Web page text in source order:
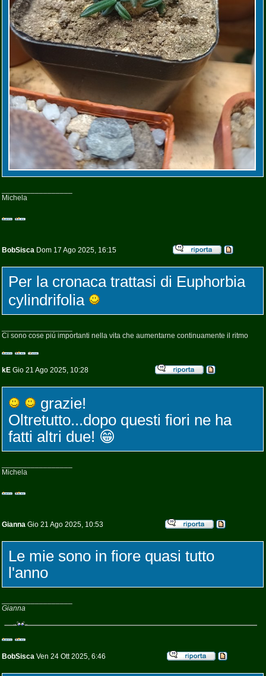
Michela
BobSisca Dom 17 Ago 2025, 16:15
Per la cronaca trattasi di Euphorbia
cylindrifolia
Ci sono cose piú importanti nella vita che aumentarne continuamente il ritmo
kE Gio 21 Ago 2025, 10:28
grazie!
Oltretutto...dopo questi fiori ne ha
fatti altri due! 😁
Michela
Gianna Gio 21 Ago 2025, 10:53
Le mie sono in fiore quasi tutto
l'anno
Gianna
BobSisca Ven 24 Ott 2025, 6:46